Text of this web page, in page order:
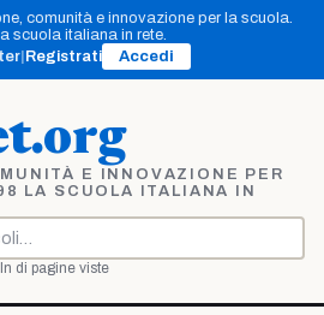
comunità e innovazione per la scuola.
scuola italiana in rete.
Registrati Accedi
E INNOVAZIONE PER
LA SCUOLA ITALIANA IN
di pagine viste